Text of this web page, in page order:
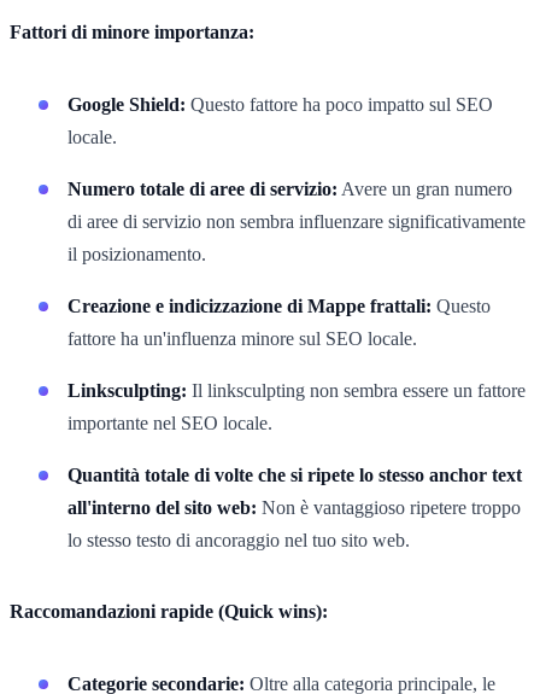
Fattori di minore importanza:
Google Shield: Questo fattore ha poco impatto sul SEO
locale.
Numero totale di aree di servizio: Avere un gran numero
di aree di servizio non sembra influenzare significativamente
il posizionamento.
Creazione e indicizzazione di Mappe frattali: Questo
fattore ha un'influenza minore sul SEO locale.
Linksculpting: Il linksculpting non sembra essere un fattore
importante nel SEO locale.
Quantità totale di volte che si ripete lo stesso anchor text
all'interno del sito web: Non è vantaggioso ripetere troppo
lo stesso testo di ancoraggio nel tuo sito web.
Raccomandazioni rapide (Quick wins):
Categorie secondarie: Oltre alla categoria principale, le